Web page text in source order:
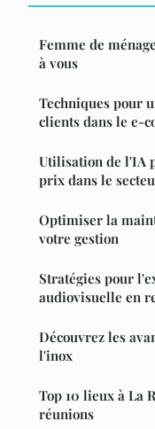
Femme de
à vous
Techniques pour
clients dans le e-
Utilisation de l'IA
prix dans le
Optimiser la
votre gestion
Stratégies pour
audiovisuelle en
Découvrez les
l'inox
Top 10 lieux à La
réunions